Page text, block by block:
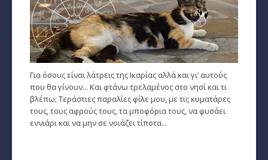
Αστρολογικός Χάρτης
Αστρολογία
Μεταφυσική
Για όσους είναι λάτρεις της Ικαρίας αλλά και γι’ αυτούς
που θα γίνουν... Και φτάνω τρελαμένος στο νησί και τι
βλέπω; Τεράστιες παραλίες φίλε μου, με τις κυματάρες
τους, τους αφρούς τους, τα μποφόρια τους, να φυσάει
εννιάρι και να μην σε νοιάζει τίποτα...